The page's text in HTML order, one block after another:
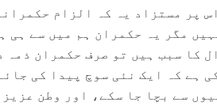
پر مستزاد یہ کہ الزام
مگر یہ حکمران ہم میں سے ہی
کا سبب ہیں تو صرف حکمران ذمہ
ہے کہ ایک نئی سوچ پیدا کی
سے بچا جا سکے، اور وطن